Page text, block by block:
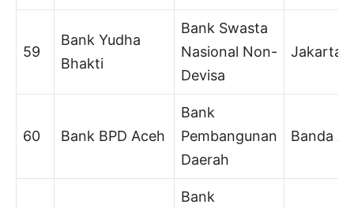
59
Bank Yudha
Bhakti
Bank Swasta
Nasional Non-
Devisa
Jakarta
60 Bank BPD Aceh
Bank
Pembangunan
Daerah
Banda
Bank